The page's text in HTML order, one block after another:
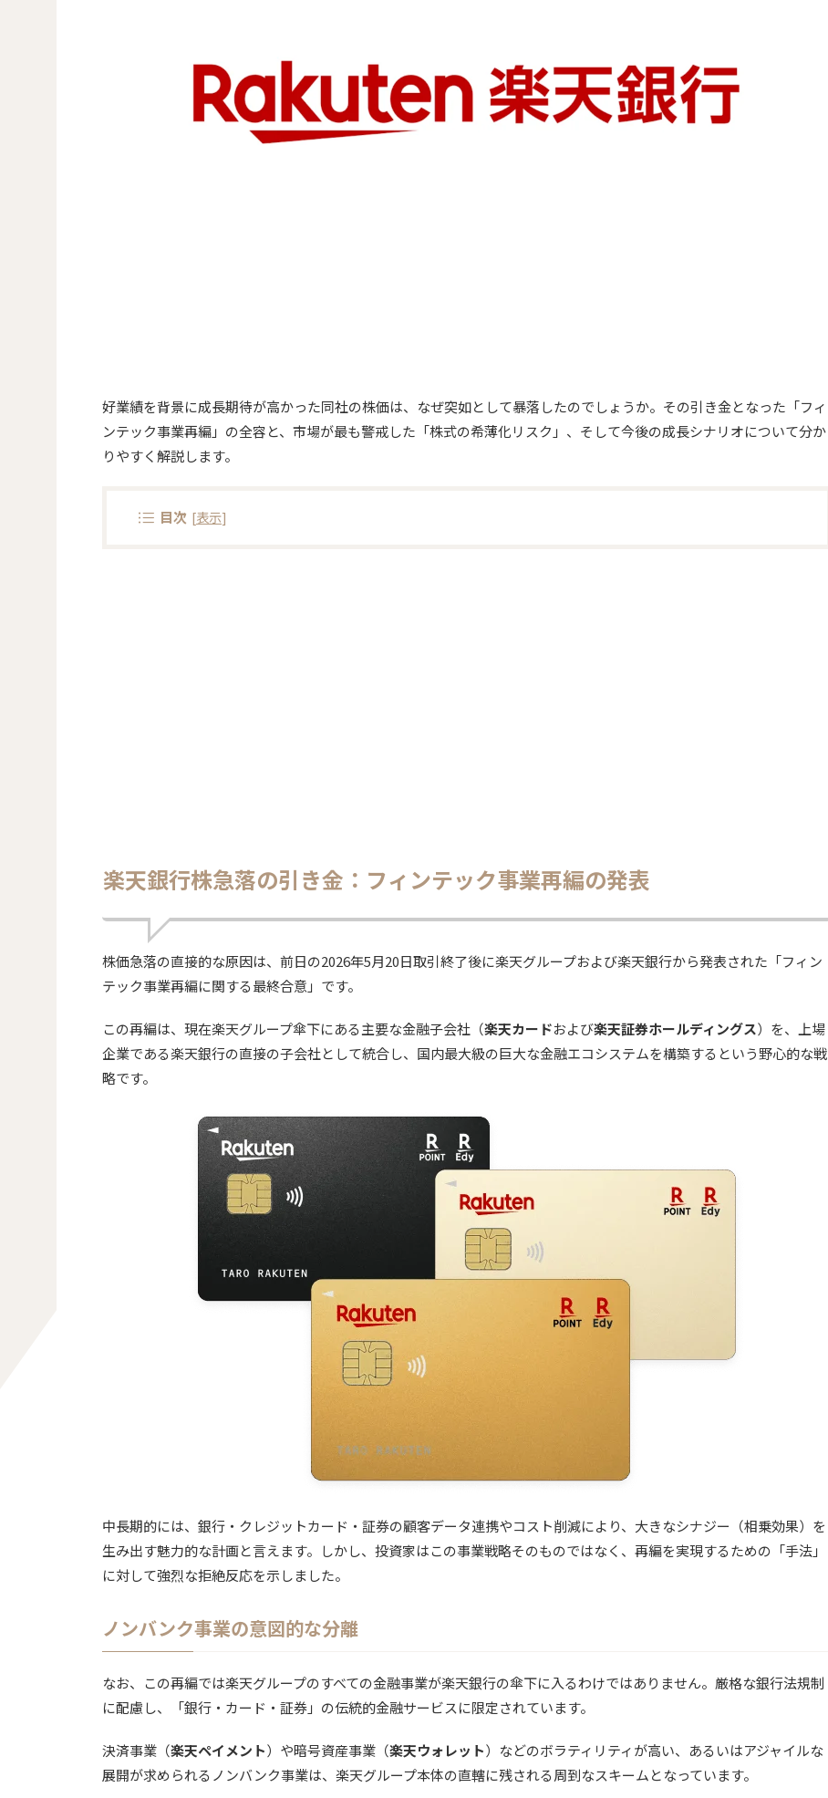
好業績を背景に成長期待が高かった同社の株価は、なぜ突如として暴落したのでしょうか。その引き金となった「フィ
ンテック事業再編」の全容と、市場が最も警戒した「株式の希薄化リスク」、そして今後の成長シナリオについて分か
りやすく解説します。
目次 [表示]
楽天銀行株急落の引き金：フィンテック事業再編の発表
株価急落の直接的な原因は、前日の2026年5月20日取引終了後に楽天グループおよび楽天銀行から発表された「フィン
テック事業再編に関する最終合意」です。
この再編は、現在楽天グループ傘下にある主要な金融子会社（楽天カードおよび楽天証券ホールディングス）を、上場
企業である楽天銀行の直接の子会社として統合し、国内最大級の巨大な金融エコシステムを構築するという野心的な戦
略です。
中長期的には、銀行・クレジットカード・証券の顧客データ連携やコスト削減により、大きなシナジー（相乗効果）を
生み出す魅力的な計画と言えます。しかし、投資家はこの事業戦略そのものではなく、再編を実現するための「手法」
に対して強烈な拒絶反応を示しました。
ノンバンク事業の意図的な分離
なお、この再編では楽天グループのすべての金融事業が楽天銀行の傘下に入るわけではありません。厳格な銀行法規制
に配慮し、「銀行・カード・証券」の伝統的金融サービスに限定されています。
決済事業（楽天ペイメント）や暗号資産事業（楽天ウォレット）などのボラティリティが高い、あるいはアジャイルな
展開が求められるノンバンク事業は、楽天グループ本体の直轄に残される周到なスキームとなっています。